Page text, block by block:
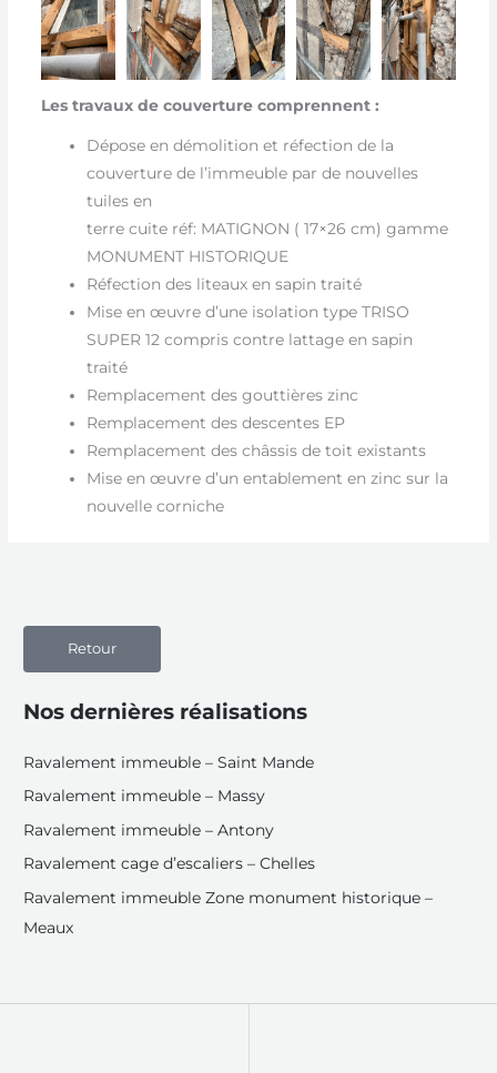
Les travaux de couverture comprennent :
Dépose en démolition et réfection de la
couverture de l’immeuble par de nouvelles
tuiles en
terre cuite réf: MATIGNON ( 17×26 cm) gamme
MONUMENT HISTORIQUE
Réfection des liteaux en sapin traité
Mise en œuvre d’une isolation type TRISO
SUPER 12 compris contre lattage en sapin
traité
Remplacement des gouttières zinc
Remplacement des descentes EP
Remplacement des châssis de toit existants
Mise en œuvre d’un entablement en zinc sur la
nouvelle corniche
Retour
Nos dernières réalisations
Ravalement immeuble – Saint Mande
Ravalement immeuble – Massy
Ravalement immeuble – Antony
Ravalement cage d’escaliers – Chelles
Ravalement immeuble Zone monument historique –
Meaux